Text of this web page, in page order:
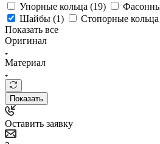
Упорные кольца (19)
Шайбы (1) Стопорные
Показать все
Оригинал
Материал
Показать
Оставить заявку